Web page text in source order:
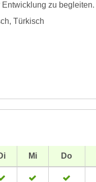
zu begleiten.
Türkisch
Mi Do